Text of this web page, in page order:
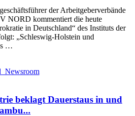
der Arbeitgeberverbände
NORD kommentiert die heute
in Deutschland“ des Instituts der
„Schleswig-Holstein und
…
beklagt Dauerstaus in und